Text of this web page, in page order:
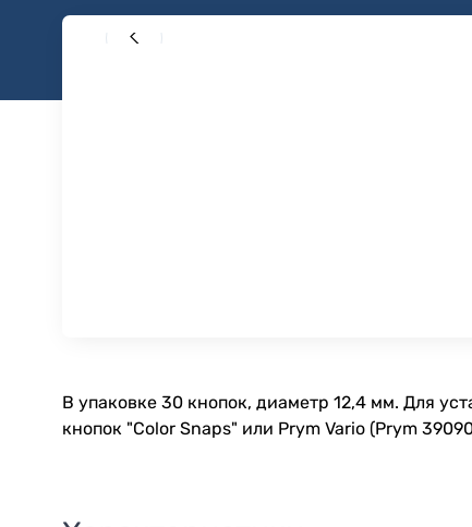
В упаковке 30 кнопок, диаметр 12,4 мм. Для
кнопок "Color Snaps" или Prym Vario (Prym